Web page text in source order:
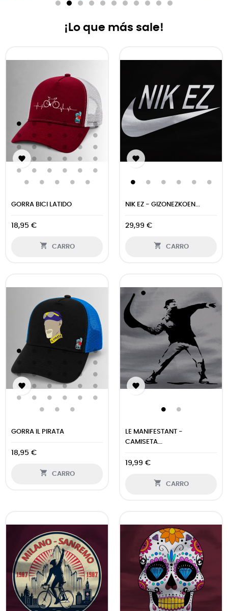
¡Lo que más sale!

GORRA BICI LATIDO
18,95 €
 CARRO

NIK EZ - GIZONEZKOEN...
29,99 €
 CARRO

GORRA IL PIRATA
18,95 €
 CARRO

LE MANIFESTANT -
CAMISETA...
19,99 €
 CARRO